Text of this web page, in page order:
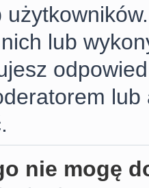
lub
nie mogę